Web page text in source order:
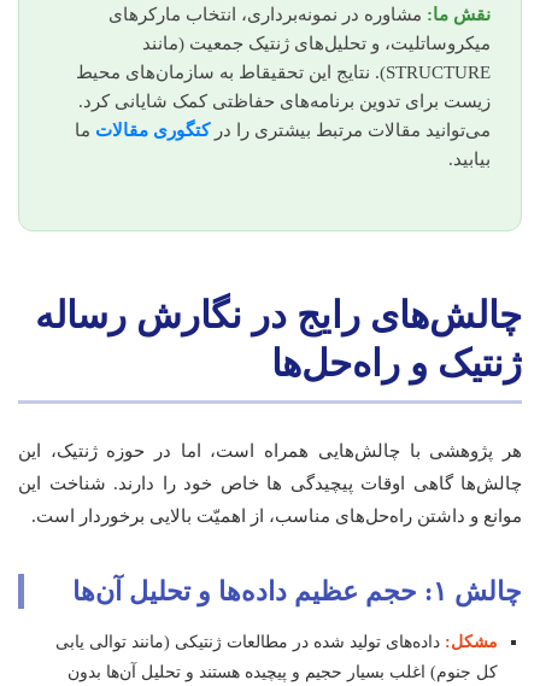
نقش ما: مشاوره در نمونه‌برداری، انتخاب مارکرهای
میکروساتلیت، و تحلیل‌های ژنتیک جمعیت (مانند
STRUCTURE). نتایج این تحقیقاط به سازمان‌های محیط
زیست برای تدوین برنامه‌های حفاظتی کمک شایانی کرد.
می‌توانید مقالات مرتبط بیشتری را درکتگوری مقالات ما
بیابید.
چالش‌های رایج در نگارش رساله
ژنتیک و راه‌حل‌ها
هر پژوهشی با چالش‌هایی همراه است، اما در حوزه ژنتیک، این
چالش‌ها گاهی اوقات پیچیدگی ها خاص خود را دارند. شناخت این
موانع و داشتن راه‌حل‌های مناسب، از اهمیّت بالایی برخوردار است.
چالش ۱: حجم عظیم داده‌ها و تحلیل آن‌ها
مشکل: داده‌های تولید شده در مطالعات ژنتیکی (مانند توالی‌ یابی
کل جنوم) اغلب بسیار حجیم و پیچیده هستند و تحلیل آن‌ها بدون